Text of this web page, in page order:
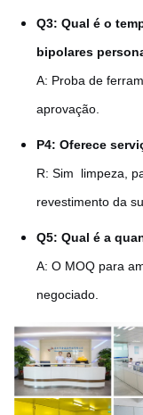
Q3: Qual é o
bipolares
A: Proba de
aprovação.
P4: Oferece
R: Sim ️ limpeza,
revestimento da
Q5: Qual é a
A: O MOQ para
negociado.